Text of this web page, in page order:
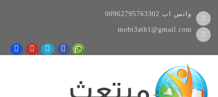
00962795763302 واتس اب
mobt3ath1@gmail.com